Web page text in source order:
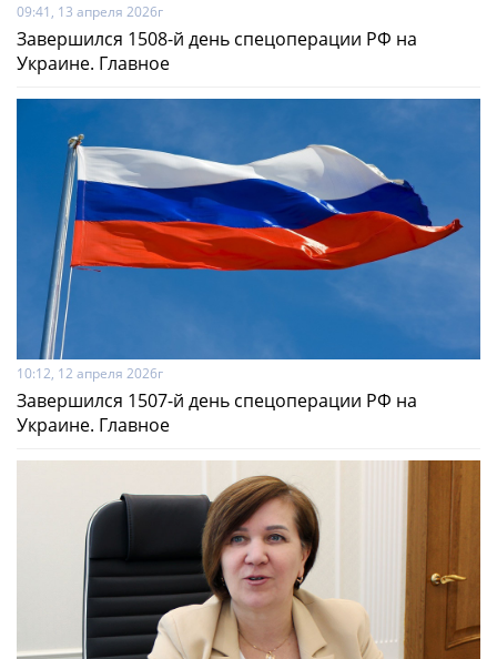
09:41, 13 апреля 2026г
Завершился 1508-й день спецоперации РФ на
Украине. Главное
10:12, 12 апреля 2026г
Завершился 1507-й день спецоперации РФ на
Украине. Главное